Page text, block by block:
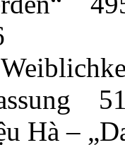
Hà –